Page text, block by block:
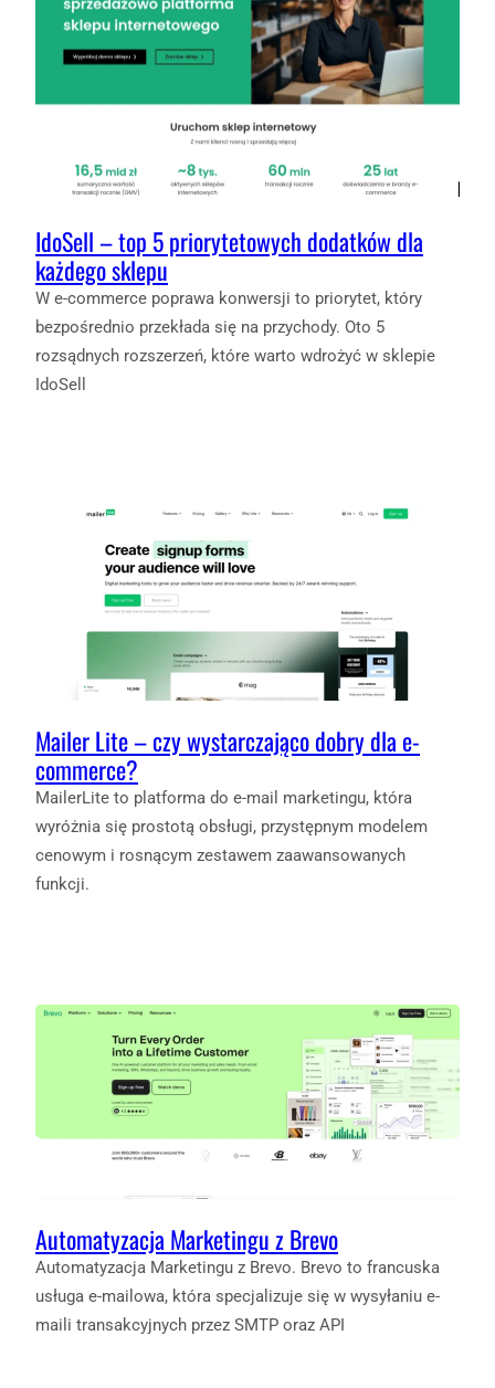
IdoSell – top 5 priorytetowych dodatków dla
każdego sklepu
W e-commerce poprawa konwersji to priorytet, który
bezpośrednio przekłada się na przychody. Oto 5
rozsądnych rozszerzeń, które warto wdrożyć w sklepie
IdoSell
Mailer Lite – czy wystarczająco dobry dla e-
commerce?
MailerLite to platforma do e‑mail marketingu, która
wyróżnia się prostotą obsługi, przystępnym modelem
cenowym i rosnącym zestawem zaawansowanych
funkcji.
Automatyzacja Marketingu z Brevo
Automatyzacja Marketingu z Brevo. Brevo to francuska
usługa e-mailowa, która specjalizuje się w wysyłaniu e-
maili transakcyjnych przez SMTP oraz API